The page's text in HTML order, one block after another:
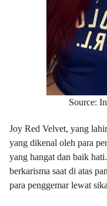
Source:
Joy Red Velvet, yang
yang dikenal oleh para
yang hangat dan baik
berkarisma saat di atas
para penggemar lewat